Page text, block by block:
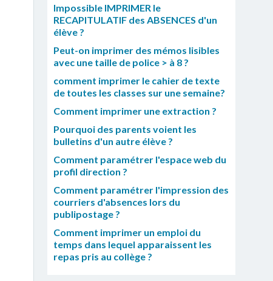
Impossible IMPRIMER le
RECAPITULATIF des ABSENCES d'un
élève ?
Peut-on imprimer des mémos lisibles
avec une taille de police > à 8 ?
comment imprimer le cahier de texte
de toutes les classes sur une semaine?
Comment imprimer une extraction ?
Pourquoi des parents voient les
bulletins d'un autre élève ?
Comment paramétrer l'espace web du
profil direction ?
Comment paramétrer l'impression des
courriers d'absences lors du
publipostage ?
Comment imprimer un emploi du
temps dans lequel apparaissent les
repas pris au collège ?